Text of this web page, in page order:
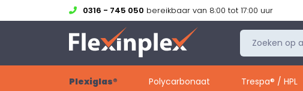
0316 - 745 050 bereikbaar van 8:00 tot 17:00 uur
Plexiglas® Polycarbonaat Trespa® / HPL